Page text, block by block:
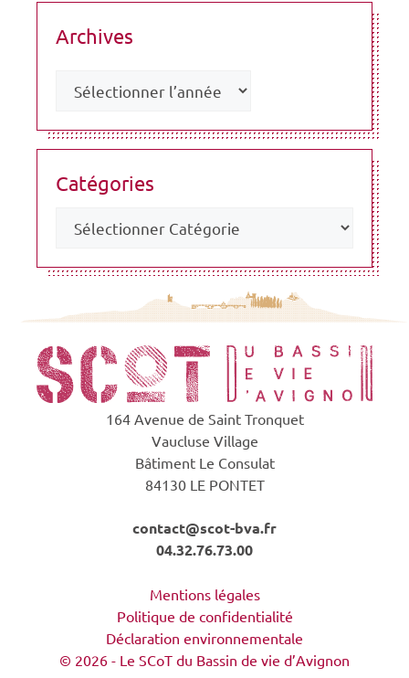
Archives
Catégories
164 Avenue de Saint Tronquet
Vaucluse Village
Bâtiment Le Consulat
84130 LE PONTET
contact@scot-bva.fr
04.32.76.73.00
Mentions légales
Politique de confidentialité
Déclaration environnementale
© 2026 - Le SCoT du Bassin de vie d’Avignon